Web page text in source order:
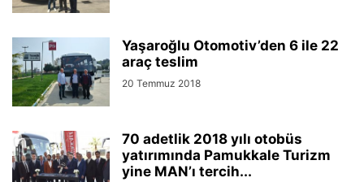
Yaşaroğlu Otomotiv’den 6 ile 22
araç teslim
20 Temmuz 2018
70 adetlik 2018 yılı otobüs
yatırımında Pamukkale Turizm
yine MAN’ı tercih...